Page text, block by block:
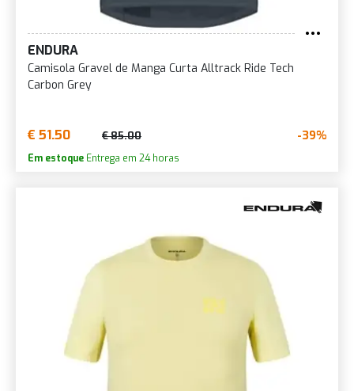
ENDURA
Camisola Gravel de Manga Curta Alltrack Ride Tech
Carbon Grey
€ 51.50 € 85.00 -39%
Em estoque Entrega em 24 horas